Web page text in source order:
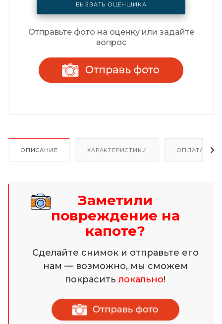
ВЫЗВАТЬ ОЦЕНЩИКА
Отправьте фото на оценку или задайте
вопрос
ОПИСАНИЕ ХАРАКТЕРИСТИКИ ОПЛАТА И
Заметили
повреждение на
капоте?
Сделайте снимок и отправьте его
нам — возможно, мы сможем
покраситьлокально!